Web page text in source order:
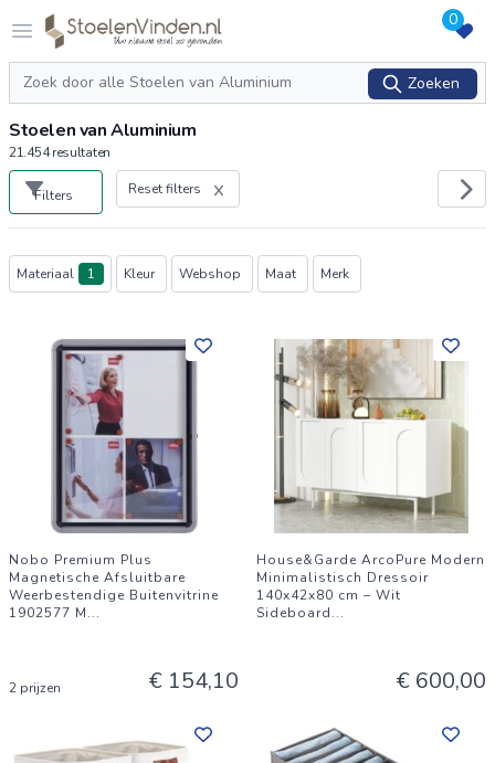
Open menu
Logo stoelenvinden.nl 0
Zoeken
Zoeken
Stoelen van Aluminium
21.454resultaten
Filters Reset filters
Producten
Materiaal 1 Kleur Webshop Maat Merk
Nobo Premium Plus
Magnetische Afsluitbare
Weerbestendige Buitenvitrine
1902577 M...
2 prijzen € 154,10
House&Garde ArcoPure Modern
Minimalistisch Dressoir
140x42x80 cm – Wit
Sideboard...
€ 600,00